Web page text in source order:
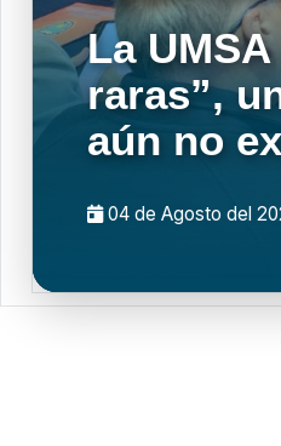
La
raras”,
aún no
04 de Agosto del